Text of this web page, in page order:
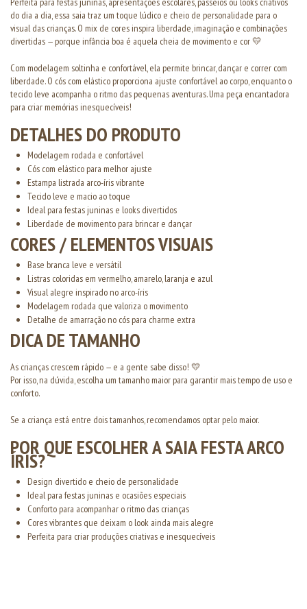
do dia a dia, essa saia traz um toque lúdico e cheio de personalidade para o
visual das crianças. O mix de cores inspira liberdade, imaginação e combinações
divertidas — porque infância boa é aquela cheia de movimento e cor 💛
Com modelagem soltinha e confortável, ela permite brincar, dançar e correr com
liberdade. O cós com elástico proporciona ajuste confortável ao corpo, enquanto o
tecido leve acompanha o ritmo das pequenas aventuras. Uma peça encantadora
para criar memórias inesquecíveis!
DETALHES DO PRODUTO
Modelagem rodada e confortável
Cós com elástico para melhor ajuste
Estampa listrada arco-íris vibrante
Tecido leve e macio ao toque
Ideal para festas juninas e looks divertidos
Liberdade de movimento para brincar e dançar
CORES / ELEMENTOS VISUAIS
Base branca leve e versátil
Listras coloridas em vermelho, amarelo, laranja e azul
Visual alegre inspirado no arco-íris
Modelagem rodada que valoriza o movimento
Detalhe de amarração no cós para charme extra
DICA DE TAMANHO
As crianças crescem rápido — e a gente sabe disso! 💛
Por isso, na dúvida, escolha um tamanho maior para garantir mais tempo de uso e
conforto.
Se a criança está entre dois tamanhos, recomendamos optar pelo maior.
POR QUE ESCOLHER A SAIA FESTA ARCO
ÍRIS?
Design divertido e cheio de personalidade
Ideal para festas juninas e ocasiões especiais
Conforto para acompanhar o ritmo das crianças
Cores vibrantes que deixam o look ainda mais alegre
Perfeita para criar produções criativas e inesquecíveis